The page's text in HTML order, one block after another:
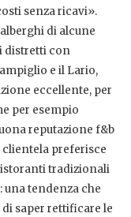
senza ricavi».
di alcune
distretti con
e il Lario,
eccellente, per
per esempio
reputazione f&b
clientela preferisce
tradizionali
tendenza che
saper rettificare le